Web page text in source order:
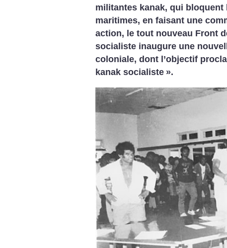
militantes kanak, qui bloquent
maritimes, en faisant une
action, le tout nouveau Front
socialiste inaugure une
coloniale, dont l’objectif
kanak socialiste ».